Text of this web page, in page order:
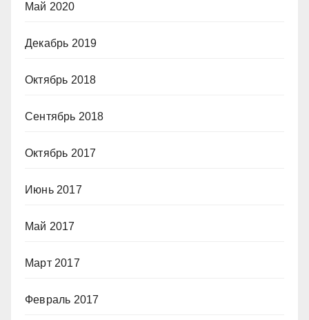
Май 2020
Декабрь 2019
Октябрь 2018
Сентябрь 2018
Октябрь 2017
Июнь 2017
Май 2017
Март 2017
Февраль 2017